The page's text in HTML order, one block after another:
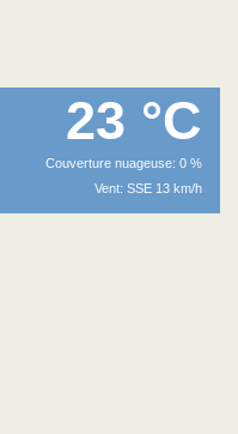
23 °C
Couverture nuageuse: 0 %
Vent: SSE 13 km/h